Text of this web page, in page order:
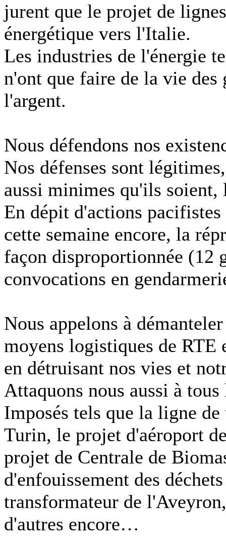
jurent que le projet de
énergétique vers l'Italie.
Les industries de l'énergie
n'ont que faire de la vie des
l'argent.
Nous défendons nos
Nos défenses sont
aussi minimes qu'ils soient,
En dépit d'actions pacifistes
cette semaine encore, la
façon disproportionnée (12
convocations en
Nous appelons à
moyens logistiques de
en détruisant nos vies et
Attaquons nous aussi à
Imposés tels que la ligne
Turin, le projet d'aéroport
projet de Centrale de
d'enfouissement des
transformateur de
d'autres encore…